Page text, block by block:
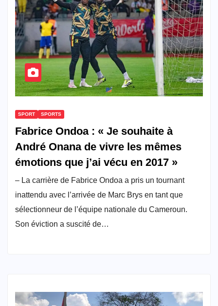
SPORT SPORTS
Fabrice Ondoa : « Je souhaite à
André Onana de vivre les mêmes
émotions que j’ai vécu en 2017 »
– La carrière de Fabrice Ondoa a pris un tournant
inattendu avec l’arrivée de Marc Brys en tant que
sélectionneur de l’équipe nationale du Cameroun.
Son éviction a suscité de…